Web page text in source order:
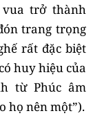
trở thành
trang trọng
rất đặc biệt
huy hiệu của
từ Phúc âm
họ nên một”).